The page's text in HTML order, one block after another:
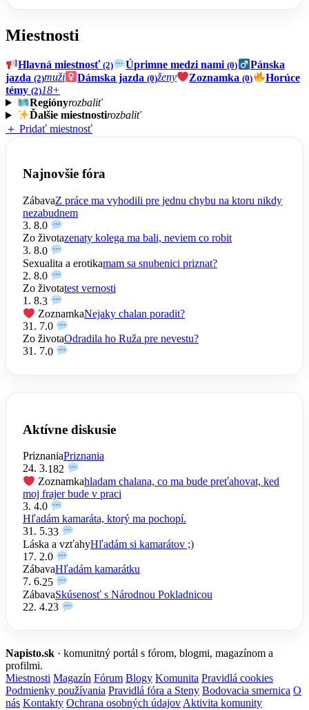
Miestnosti
Hlavná miestnosť(2) Úprimne medzi nami(0)
Pánska
jazda (2)muži Dámska jazda(0)ženy Zoznamka(0)
Horúce
témy (2)18+
Regiónyrozbaliť
Ďalšie miestnostirozbaliť
＋ Pridať miestnosť
Najnovšie fóra
ZábavaZ práce ma vyhodili pre jednu chybu na ktoru nikdy
nezabudnem
3. 8.0
Zo životazenaty kolega ma bali, neviem co robit
3. 8.0
Sexualita a erotikamam sa snubenici priznat?
2. 8.0
Zo životatest vernosti
1. 8.3
ZoznamkaNejaky chalan poradit?
31. 7.0
Zo životaOdradila ho Ruža pre nevestu?
31. 7.0
Aktívne diskusie
PriznaniaPriznania
24. 3.182
Zoznamkahladam chalana, co ma bude preťahovat, ked
moj frajer bude v praci
3. 4.0
Hľadám kamaráta, ktorý ma pochopí.
31. 5.33
Láska a vzťahyHľadám si kamarátov ;)
17. 2.0
ZábavaHľadám kamarátku
7. 6.25
ZábavaSkúsenosť s Národnou Pokladnicou
22. 4.23
Napisto.sk · komunitný portál s fórom, blogmi, magazínom a
profilmi.
Miestnosti Magazín Fórum Blogy Komunita Pravidlá cookies
Podmienky používania Pravidlá fóra a Steny Bodovacia smernica O
nás Kontakty Ochrana osobných údajov Aktivita komunity